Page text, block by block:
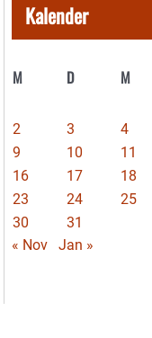
Kalender
M D M
2
3 4
9
10 11
16
17 18
23
24 25
30
31
« Nov
Jan »